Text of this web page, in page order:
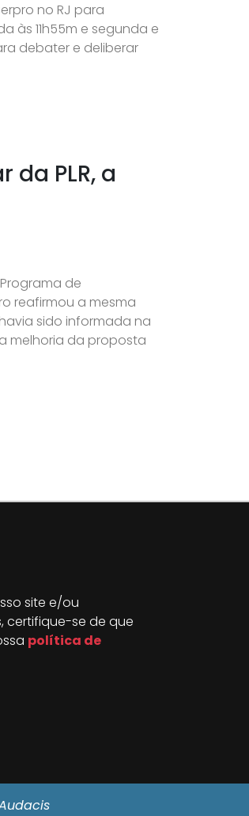
no RJ para
às 11h55m e segunda e
debater e deliberar
PLR, a
de
reafirmou a mesma
sido informada na
melhoria da proposta
site e/ou
certifique-se de que
política de